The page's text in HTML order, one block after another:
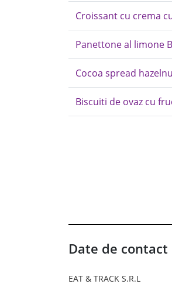
Croissant cu crema
Panettone al limone
Cocoa spread
Biscuiti de ovaz cu
Date de contact
EAT & TRACK S.R.L